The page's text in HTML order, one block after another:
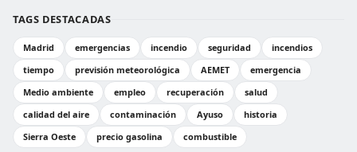
TAGS DESTACADAS
Madrid emergencias incendio seguridad
incendios
tiempo
previsión meteorológica AEMET
emergencia
Medio ambiente
empleo recuperación
salud
calidad del aire
contaminación Ayuso
historia
Sierra Oeste
precio gasolina combustible